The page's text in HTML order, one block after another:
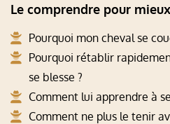
Le comprendre pour
Pourquoi mon cheval se
Pourquoi rétablir
se blesse ?
Comment lui apprendre à
Comment ne plus le tenir